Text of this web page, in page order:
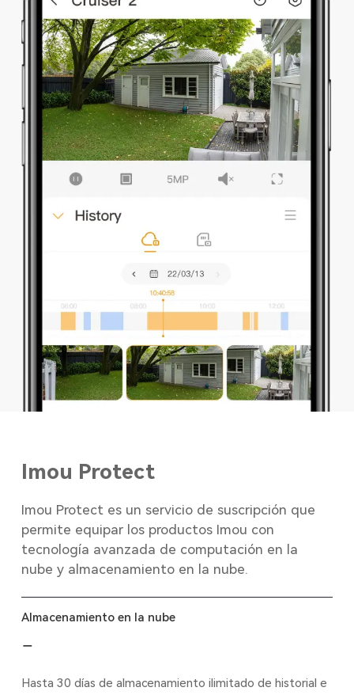
Imou Protect
Imou Protect es un servicio de suscripción que
permite equipar los productos Imou con
tecnología avanzada de computación en la
nube y almacenamiento en la nube.
Almacenamiento en la nube
Hasta 30 días de almacenamiento ilimitado de historial e